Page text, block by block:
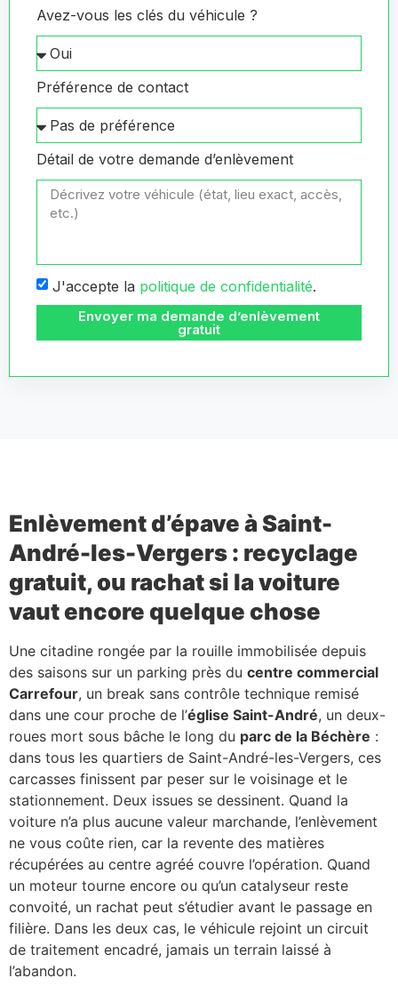
Avez-vous les clés du véhicule ?
Préférence de contact
Détail de votre demande d’enlèvement
J'accepte la politique de confidentialité.
Envoyer ma demande d’enlèvement
gratuit
Enlèvement d’épave à Saint-
André-les-Vergers : recyclage
gratuit, ou rachat si la voiture
vaut encore quelque chose
Une citadine rongée par la rouille immobilisée depuis
des saisons sur un parking près du centre commercial
Carrefour, un break sans contrôle technique remisé
dans une cour proche de l’église Saint-André, un deux-
roues mort sous bâche le long du parc de la Béchère :
dans tous les quartiers de Saint-André-les-Vergers, ces
carcasses finissent par peser sur le voisinage et le
stationnement. Deux issues se dessinent. Quand la
voiture n’a plus aucune valeur marchande, l’enlèvement
ne vous coûte rien, car la revente des matières
récupérées au centre agréé couvre l’opération. Quand
un moteur tourne encore ou qu’un catalyseur reste
convoité, un rachat peut s’étudier avant le passage en
filière. Dans les deux cas, le véhicule rejoint un circuit
de traitement encadré, jamais un terrain laissé à
l’abandon.